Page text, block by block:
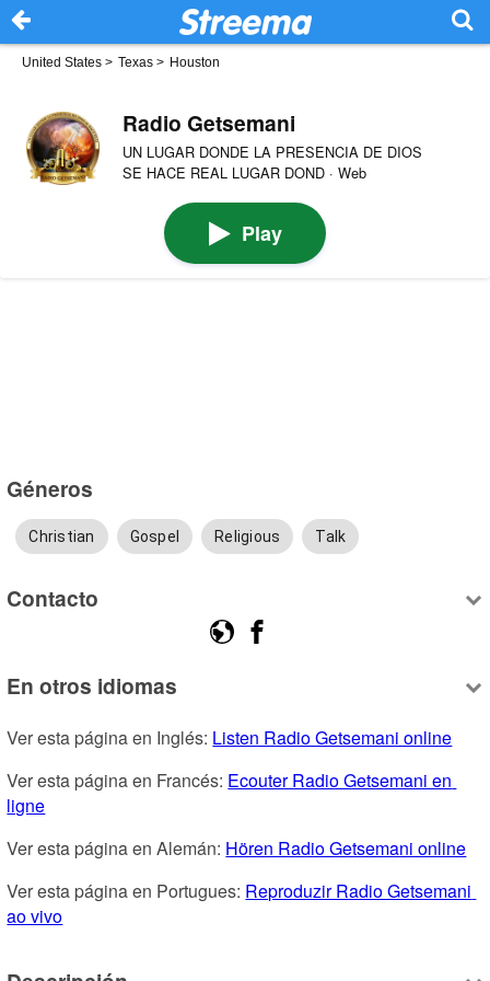
United States > Texas > Houston
Radio Getsemani
UN LUGAR DONDE LA PRESENCIA DE DIOS
SE HACE REAL LUGAR DOND · Web
Play
Géneros
Christian Gospel Religious Talk
Contacto
En otros idiomas
Ver esta página en Inglés: Listen Radio Getsemani online
Ver esta página en Francés: Ecouter Radio Getsemani en
ligne
Ver esta página en Alemán: Hören Radio Getsemani online
Ver esta página en Portugues: Reproduzir Radio Getsemani
ao vivo